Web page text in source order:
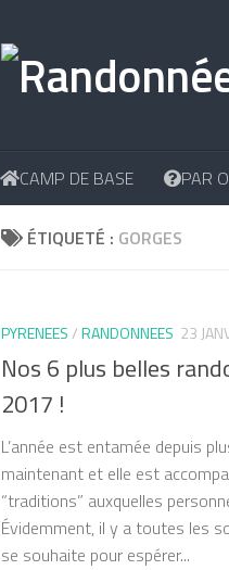
CAMP DE BASE PAR
ÉTIQUETÉ : GORGES
PYRENEES/RANDONNEES 23
Nos 6 plus belles
2017 !
L’année est entamée depuis
maintenant et elle est
“traditions” auxquelles
Évidemment, il y a toutes les
se souhaite pour espérer...